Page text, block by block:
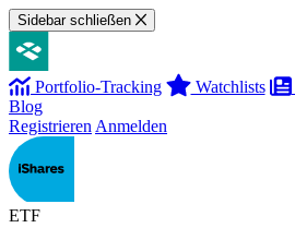
Sidebar schließen
Portfolio-Tracking Watchlists
Blog
Registrieren Anmelden
ETF